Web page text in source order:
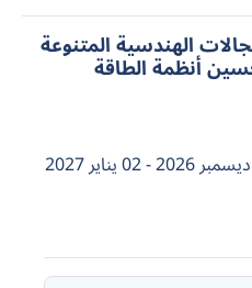
الهندسية المتنوعة
أنظمة الطاقة